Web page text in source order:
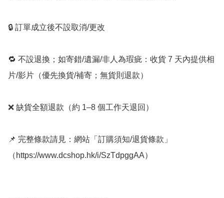
🔒 訂單成立後不設取消/更改
🔁 不設退換；如寄錯/遺漏/非人為瑕疵：收貨 7 天內提供相
片/影片（優先換貨/補寄；無貨則退款）
❌ 缺貨全額退款（約 1–8 個工作天退回）
📌 完整條款請見：網站「訂購須知/退貨條款」
（https://www.dcshop.hk/i/SzTdpggAA）